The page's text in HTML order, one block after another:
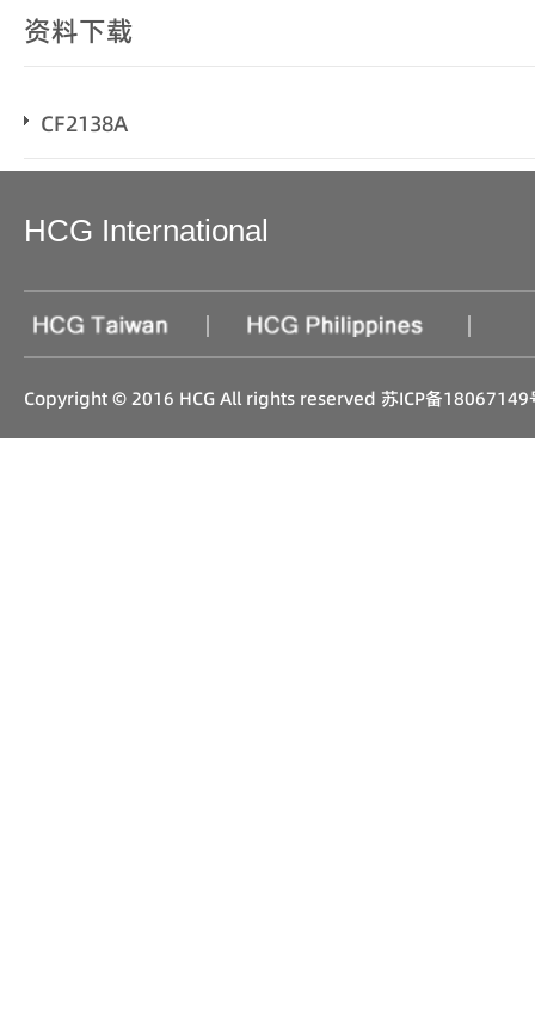
资料下载
CF2138A
HCG International
| |
Copyright © 2016 HCG All rights reserved 苏ICP备